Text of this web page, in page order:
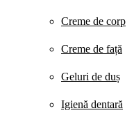
Creme de corp
Creme de față
Geluri de duș
Igienă dentară